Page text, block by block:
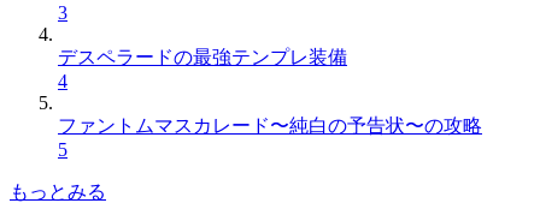
3
デスペラードの最強テンプレ装備
4
ファントムマスカレード〜純白の予告状〜の攻略
5
もっとみる